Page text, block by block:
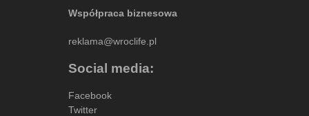
Współpraca biznesowa
reklama@wroclife.pl
Social media:
Facebook
Twitter